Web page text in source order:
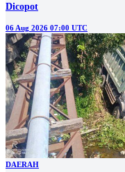
Dicopot
06 Aug 2026 07:00 UTC
DAERAH